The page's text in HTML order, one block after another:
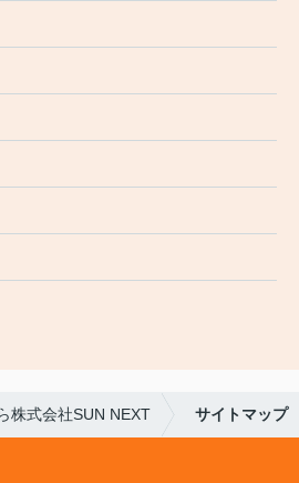
株式会社SUN NEXT サイトマップ